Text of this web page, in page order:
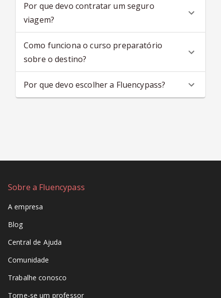
Por que devo contratar um seguro
viagem?
Como funciona o curso preparatório
sobre o destino?
Por que devo escolher a Fluencypass?
Sobre a Fluencypass
A empresa
Blog
Central de Ajuda
Comunidade
Trabalhe conosco
Torne-se um professor